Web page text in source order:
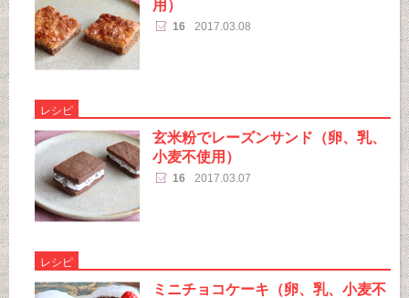
用）
16 2017.03.08
レシピ
玄米粉でレーズンサンド（卵、乳、
小麦不使用）
16 2017.03.07
レシピ
ミニチョコケーキ（卵、乳、小麦不